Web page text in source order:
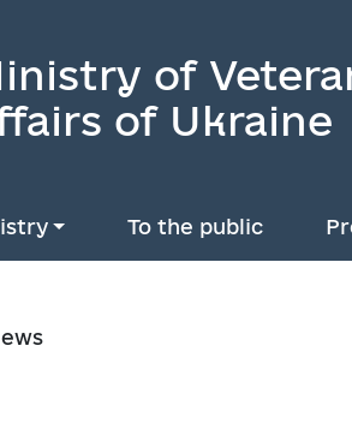
of
of Ukraine
To the public